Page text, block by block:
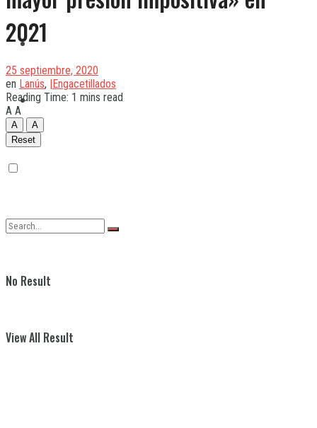
Quilmes
Varela
No Result
View All Result
2021
25 septiembre, 2020
en Lanús, |Engacetillados
Reading Time: 1 mins read
A A
A
A
Reset